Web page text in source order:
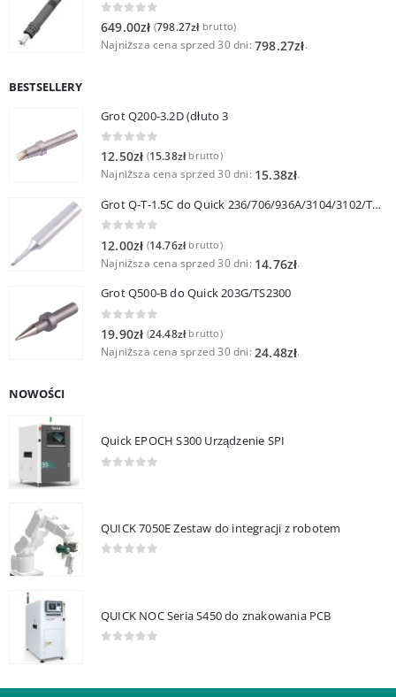
649.00zł (798.27złbrutto)
Najniższa cena sprzed 30 dni: 798.27zł.
BESTSELLERY
Grot Q200-3.2D (dłuto 3
0out of 5
12.50zł (15.38złbrutto)
Najniższa cena sprzed 30 dni: 15.38zł.
Grot Q-T-1.5C do Quick 236/706/936A/3104/3102/TS1100
12.00zł (14.76złbrutto)
Najniższa cena sprzed 30 dni: 14.76zł.
Grot Q500-B do Quick 203G/TS2300
0out of 5
19.90zł (24.48złbrutto)
Najniższa cena sprzed 30 dni: 24.48zł.
NOWOŚCI
Quick EPOCH S300 Urządzenie SPI
QUICK 7050E Zestaw do integracji z robotem
QUICK NOC Seria S450 do znakowania PCB